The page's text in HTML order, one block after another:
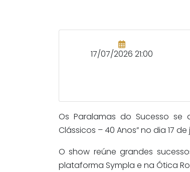
17/07/2026 21:00
Os Paralamas do Sucesso se
Clássicos – 40 Anos” no dia 17
O show reúne grandes
plataforma Sympla e na Ótica